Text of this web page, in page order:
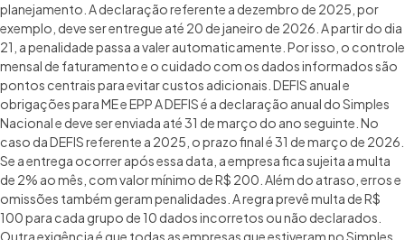
planejamento. A declaração referente a dezembro de 2025, por
exemplo, deve ser entregue até 20 de janeiro de 2026. A partir do dia
21, a penalidade passa a valer automaticamente. Por isso, o controle
mensal de faturamento e o cuidado com os dados informados são
pontos centrais para evitar custos adicionais. DEFIS anual e
obrigações para ME e EPP A DEFIS é a declaração anual do Simples
Nacional e deve ser enviada até 31 de março do ano seguinte. No
caso da DEFIS referente a 2025, o prazo final é 31 de março de 2026.
Se a entrega ocorrer após essa data, a empresa fica sujeita a multa
de 2% ao mês, com valor mínimo de R$ 200. Além do atraso, erros e
omissões também geram penalidades. A regra prevê multa de R$
100 para cada grupo de 10 dados incorretos ou não declarados.